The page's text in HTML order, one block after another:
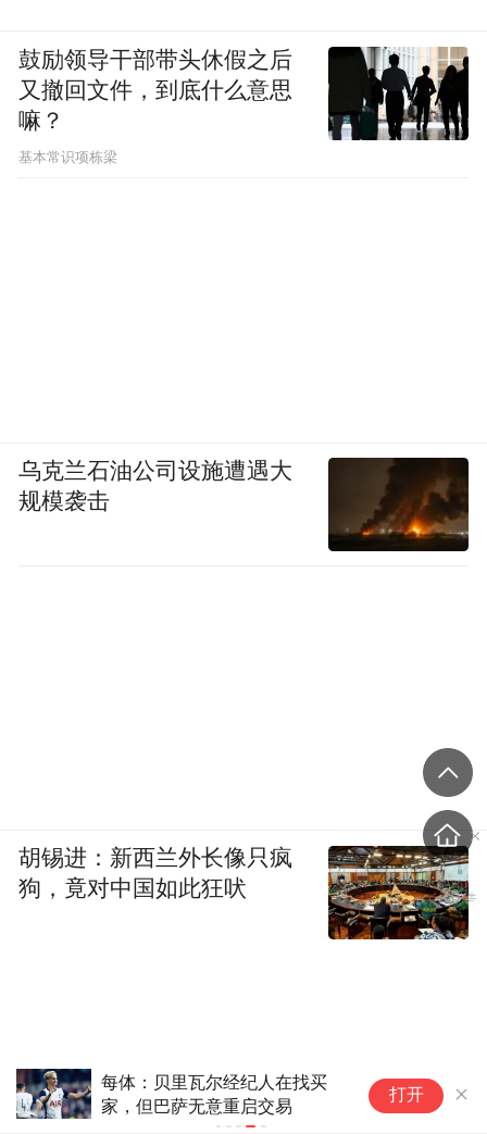
每体：贝里瓦尔经纪人在找买
家，但巴萨无意重启交易
打开
鼓励领导干部带头休假之后
又撤回文件，到底什么意思
嘛？
基本常识项栋梁
乌克兰石油公司设施遭遇大
规模袭击
胡锡进：新西兰外长像只疯
狗，竟对中国如此狂吠